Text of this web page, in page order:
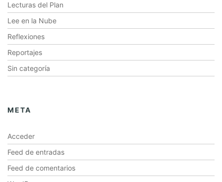
Lecturas del Plan
Lee en la Nube
Reflexiones
Reportajes
Sin categoría
META
Acceder
Feed de entradas
Feed de comentarios